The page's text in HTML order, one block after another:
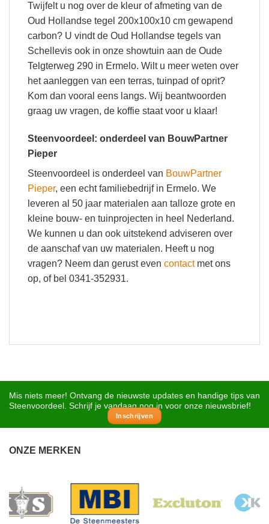
Twijfelt u nog over de kleur of afmeting van de
Oud Hollandse tegel 200x100x10 cm gewapend
carbon? U vindt de Oud Hollandse tegels van
Schellevis ook in onze showtuin aan de Oude
Telgterweg 290 in Ermelo. Wilt u meer weten over
het aanleggen van een terras, tuinpad of oprit?
Kom dan vooral eens langs. Wij beantwoorden
graag uw vragen, de koffie staat voor u klaar!
Steenvoordeel: onderdeel van BouwPartner
Pieper
Steenvoordeel is onderdeel van BouwPartner
Pieper, een echt familiebedrijf in Ermelo. We
leveren al 50 jaar materialen aan talloze grote en
kleine bouw- en tuinprojecten in heel Nederland.
We kunnen u dan ook uitstekend adviseren over
de aanschaf van uw materialen. Heeft u nog
vragen? Neem dan gerust even contactmet ons
op, of bel 0341-352931.
Mis niets meer! Ontvang de nieuwste updates en handige tips van
Steenvoordeel. Schrijf je vandaag nog in voor onze nieuwsbrief!
Inschrijven
ONZE MERKEN